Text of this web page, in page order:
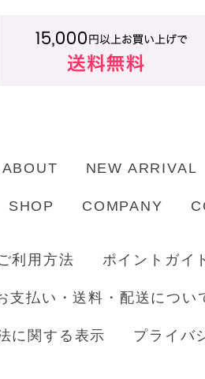
ABOUT NEW ARRIVAL
SHOP COMPANY
利用方法 ポイントガイ
支払い・送料・配送につい
に関する表示 プライバ